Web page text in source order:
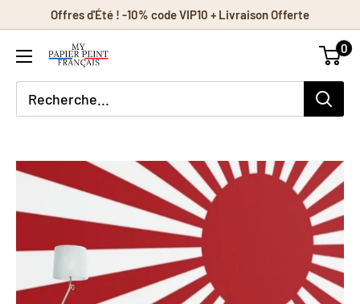
contenu
Offres d'Été ! -10% code VIP10 + Livraison Offerte
0